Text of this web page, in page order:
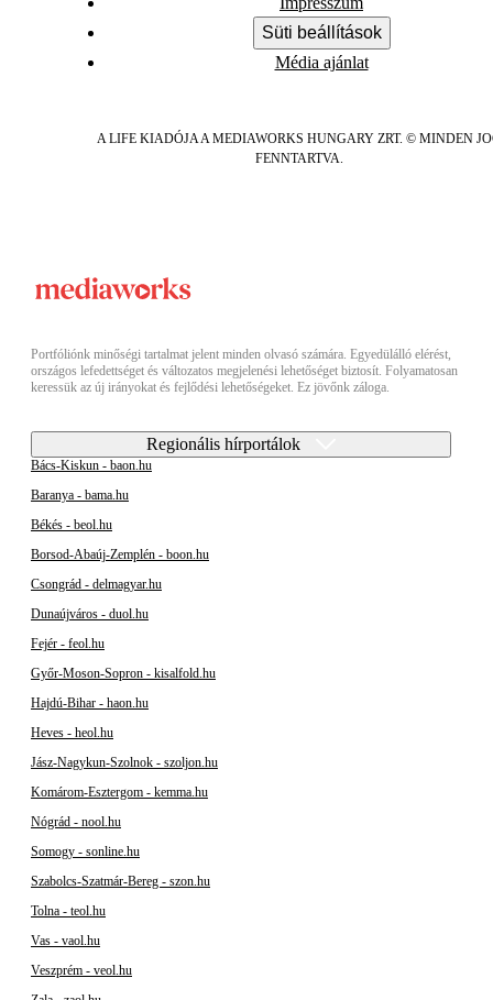
Süti beállítások
Média ajánlat
A LIFE KIADÓJA A MEDIAWORKS HUNGARY ZRT. © MINDEN
FENNTARTVA.
Portfóliónk minőségi tartalmat jelent minden olvasó számára. Egyedülálló elérést,
országos lefedettséget és változatos megjelenési lehetőséget biztosít. Folyamatosan
keressük az új irányokat és fejlődési lehetőségeket. Ez jövőnk záloga.
Regionális hírportálok
Bács-Kiskun - baon.hu
Baranya - bama.hu
Békés - beol.hu
Borsod-Abaúj-Zemplén - boon.hu
Csongrád - delmagyar.hu
Dunaújváros - duol.hu
Fejér - feol.hu
Győr-Moson-Sopron - kisalfold.hu
Hajdú-Bihar - haon.hu
Heves - heol.hu
Jász-Nagykun-Szolnok - szoljon.hu
Komárom-Esztergom - kemma.hu
Nógrád - nool.hu
Somogy - sonline.hu
Szabolcs-Szatmár-Bereg - szon.hu
Tolna - teol.hu
Vas - vaol.hu
Veszprém - veol.hu